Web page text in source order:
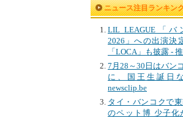
ニュース注目ランキン
LIL LEAGUE「
2026」への出演決
「LOCA」も披露 -
7月28～30日はバン
に、国王生誕日
newsclip.be
タイ・バンコクで
のペット博 少子化